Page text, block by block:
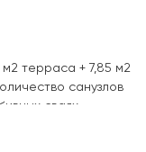
терраса + 7,85 м2
санузлов
сваях
стен – фасадная